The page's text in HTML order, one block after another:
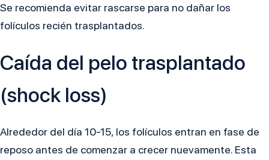
Se recomienda evitar rascarse para no dañar los
folículos recién trasplantados.
Caída del pelo trasplantado
(shock loss)
Alrededor del día 10-15, los folículos entran en fase de
reposo antes de comenzar a crecer nuevamente. Esta